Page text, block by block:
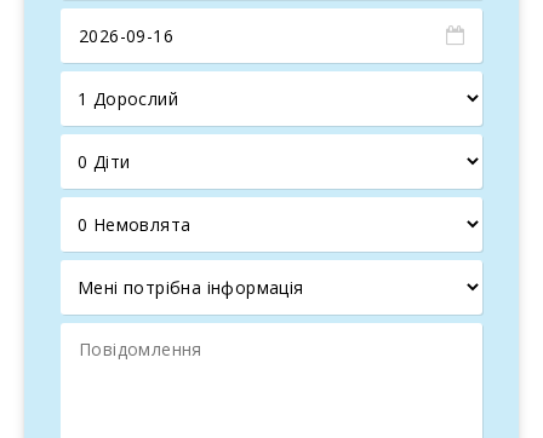
морепродуктів і барами з живою музикою. Поруч
знаходяться пляж Cala Marsal та гольф-клуб Vall d′Or,
лише за 2 км, ідеально для любителів гольфу. Porto
Colom — чудове місце для дослідження узбережжя
Майорки на човні.
Porto Colom: чарівний морський порт на Майорці
Porto Colom — один із найбільших природних портів
Майорки, відомий своїм маяком та святинею Sant
Salvador, звідки відкривається захоплюючий вигляд на
острів. Бухти поблизу, такі як Cala Marçal і S′Arenal,
ідеально підходять для насолоди кришталево чистими
водами Середземного моря. Туристи насолоджуються
прогулянками по мальовничому порту і спокійній